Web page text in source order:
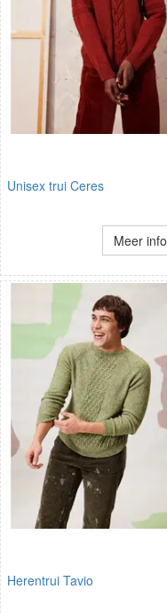
Unisex trui Ceres
Meer info
Herentrui Tavio